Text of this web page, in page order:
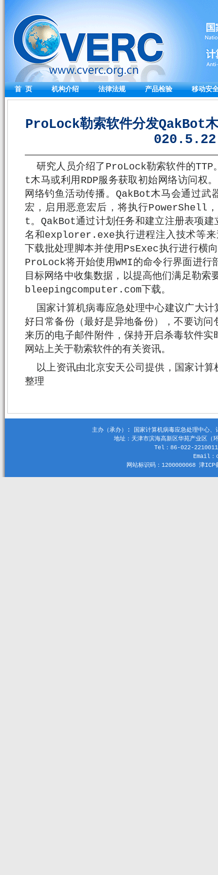
首 页 机构介绍 法律法规 产品检验 移动安
ProLock勒索软件分发QakBot
研究人员介绍了ProLock勒索软件的
t木马或利用RDP服务获取初始网络访问权
网络钓鱼活动传播。QakBot木马会通过武
宏，启用恶意宏后，将执行PowerShell
t。QakBot通过计划任务和建立注册表项建
名和explorer.exe执行进程注入技术等来
下载批处理脚本并使用PsExec执行进行横
ProLock将开始使用WMI的命令行界面进
目标网络中收集数据，以提高他们满足勒索
bleepingcomputer.com下载。
国家计算机病毒应急处理中心建议广大
好日常备份（最好是异地备份），不要访
来历的电子邮件附件，保持开启杀毒软件
网站上关于勒索软件的有关资讯。
以上资讯由北京安天公司提供，国家计
整理
主办（承办）: 国家计算机病毒应急处理中心
地址：天津市滨海高新区华苑产业区
Tel：86-022-
Email
网站标识码：1200000068 津